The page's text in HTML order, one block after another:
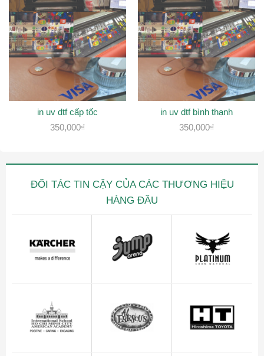
in uv dtf cấp tốc
350,000₫
in uv dtf bình thạnh
350,000₫
ĐỐI TÁC TIN CẬY CỦA CÁC THƯƠNG HIỆU
HÀNG ĐẦU